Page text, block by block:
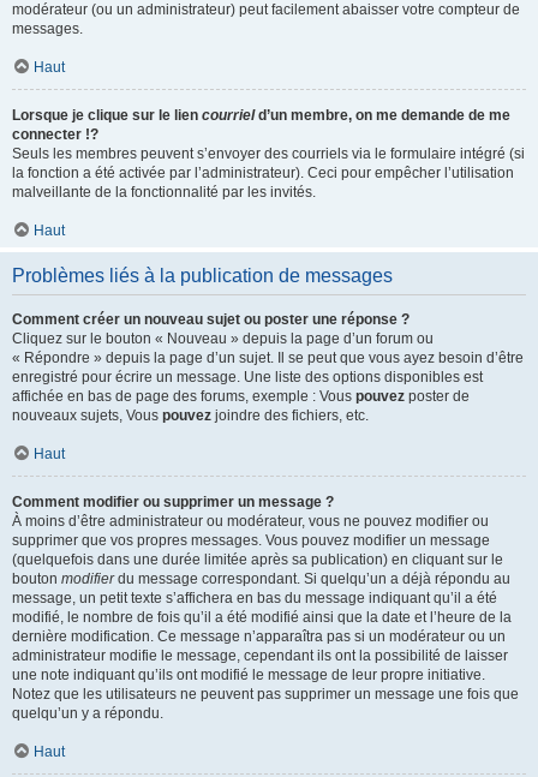
modérateur (ou un administrateur) peut facilement abaisser votre compteur de
messages.
Haut
Lorsque je clique sur le lien courrield’un membre, on me demande de me
connecter !?
Seuls les membres peuvent s’envoyer des courriels via le formulaire intégré (si
la fonction a été activée par l’administrateur). Ceci pour empêcher l’utilisation
malveillante de la fonctionnalité par les invités.
Haut
Problèmes liés à la publication de messages
Comment créer un nouveau sujet ou poster une réponse ?
Cliquez sur le bouton « Nouveau » depuis la page d’un forum ou
« Répondre » depuis la page d’un sujet. Il se peut que vous ayez besoin d’être
enregistré pour écrire un message. Une liste des options disponibles est
affichée en bas de page des forums, exemple : Vous pouvez poster de
nouveaux sujets, Vous pouvez joindre des fichiers, etc.
Haut
Comment modifier ou supprimer un message ?
À moins d’être administrateur ou modérateur, vous ne pouvez modifier ou
supprimer que vos propres messages. Vous pouvez modifier un message
(quelquefois dans une durée limitée après sa publication) en cliquant sur le
bouton modifierdu message correspondant. Si quelqu’un a déjà répondu au
message, un petit texte s’affichera en bas du message indiquant qu’il a été
modifié, le nombre de fois qu’il a été modifié ainsi que la date et l’heure de la
dernière modification. Ce message n’apparaîtra pas si un modérateur ou un
administrateur modifie le message, cependant ils ont la possibilité de laisser
une note indiquant qu’ils ont modifié le message de leur propre initiative.
Notez que les utilisateurs ne peuvent pas supprimer un message une fois que
quelqu’un y a répondu.
Haut